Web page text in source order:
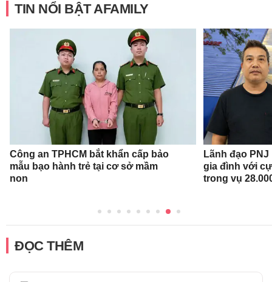
TIN NỔI BẬT AFAMILY
Công an TPHCM bắt khẩn cấp bảo
mẫu bạo hành trẻ tại cơ sở mầm
non
Lãnh đạo
gia đình với
trong vụ
ĐỌC THÊM